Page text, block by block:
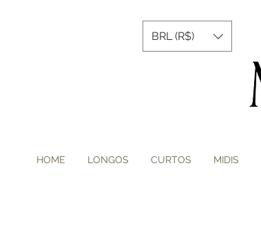
BRL (R$)
HOME LONGOS CURTOS MIDIS